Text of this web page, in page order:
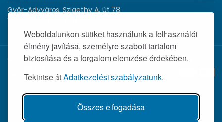
Weboldalunkon sütiket használunk a felhasználói
élmény javítása, személyre szabott tartalom
biztosítása és a forgalom elemzése érdekében.
Tekintse átAdatkezelési szabályzatunk.
Összes elfogadása
Győr-Adyváros, Szigethy A. út 78.
Telefon:
Nyitvatartás:H-P 8:00 - 17:00
© 2026 Wolf Orvosi Műszer Kft. |